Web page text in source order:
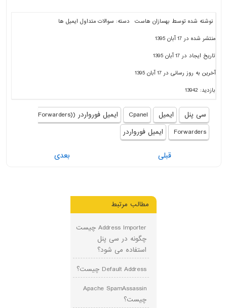
مطالب مرتبط
Address Importer چیست
چگونه در سی پنل
استفاده می شود؟
Default Address چیست؟
Apache SpamAssassin
چیست؟
نوشته شده توسط بهسازان هاست دسته: سوالات متداول ایمیل ها
منتشر شده در 17 آبان 1395
تاریخ ایجاد در 17 آبان 1395
آخرین به روز رسانی در 17 آبان 1395
بازدید: 13942
سی پنل ایمیل Cpanel
ایمیل فورواردر (Forwarders)
Forwarders
ایمیل فورواردر
قبلی بعدی